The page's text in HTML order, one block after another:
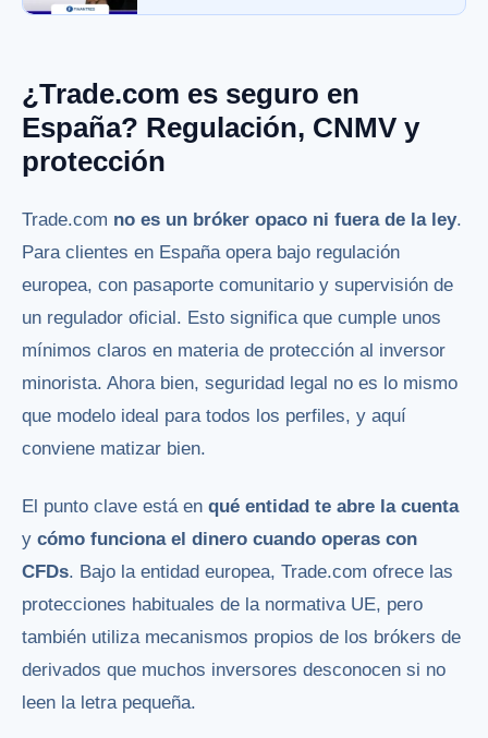
¿Trade.com es seguro en
España? Regulación, CNMV y
protección
Trade.com no es un bróker opaco ni fuera de la ley.
Para clientes en España opera bajo regulación
europea, con pasaporte comunitario y supervisión de
un regulador oficial. Esto significa que cumple unos
mínimos claros en materia de protección al inversor
minorista. Ahora bien, seguridad legal no es lo mismo
que modelo ideal para todos los perfiles, y aquí
conviene matizar bien.
El punto clave está en qué entidad te abre la cuenta
y cómo funciona el dinero cuando operas con
CFDs. Bajo la entidad europea, Trade.com ofrece las
protecciones habituales de la normativa UE, pero
también utiliza mecanismos propios de los brókers de
derivados que muchos inversores desconocen si no
leen la letra pequeña.